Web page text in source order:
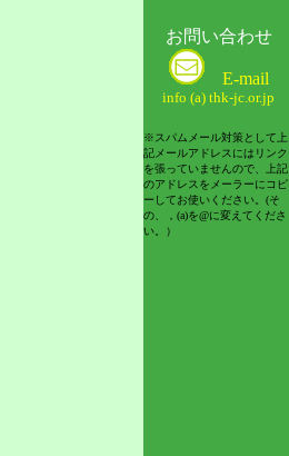
お問い合わせ
E-mail
info (a) thk-jc.or.jp
※スパムメール対策として上
記メールアドレスにはリンク
を張っていませんので、上記
のアドレスをメーラーにコピ
ーしてお使いください。(そ
の、，(a)を@に変えてくださ
い。）